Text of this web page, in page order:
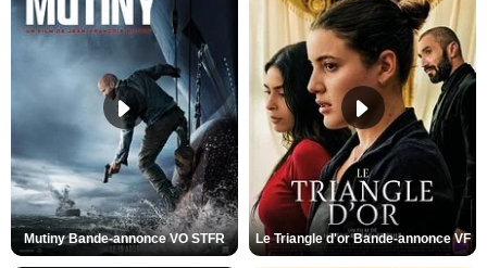
Mutiny Bande-annonce VO STFR Le Triangle d'or Bande-annonce VF